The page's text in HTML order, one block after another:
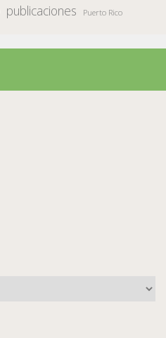
publicaciones Puerto Rico